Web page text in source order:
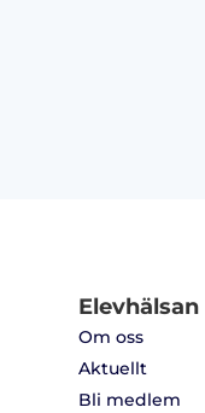
Elevhälsan
Om oss
Aktuellt
Bli medlem